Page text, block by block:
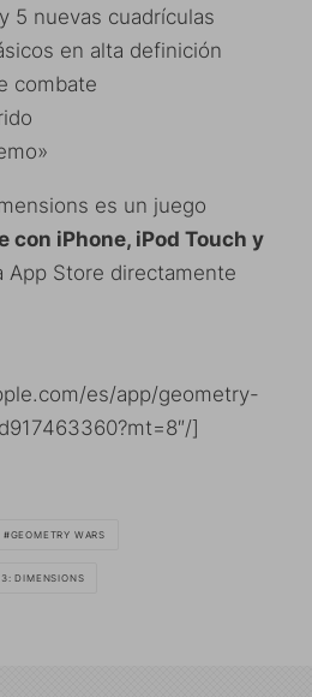
5 nuevas cuadrículas
en alta definición
combate
es un juego
con iPhone, iPod Touch y
App Store directamente
es/app/geometry-
]
GEOMETRY WARS
3: DIMENSIONS